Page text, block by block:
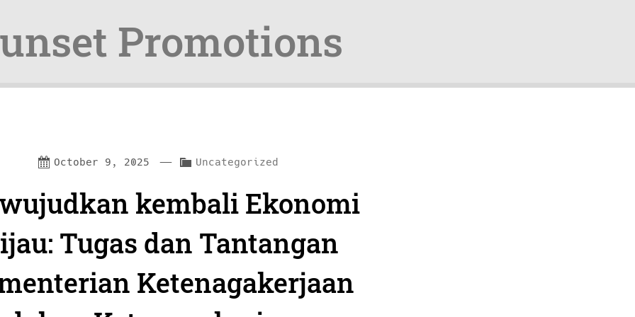
Promotions
October 9, 2025 —C
t
g
o
r
Uncategorized
kembali Ekonomi
Tugas dan Tantangan
Ketenagakerjaan